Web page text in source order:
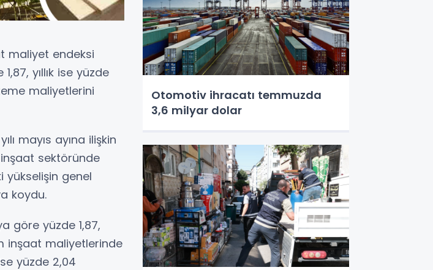
maliyet endeksi
yıllık ise yüzde
maliyetlerini
mayıs ayına ilişkin
inşaat sektöründe
yükselişin genel
koydu.
göre yüzde 1,87,
inşaat maliyetlerinde
yüzde 2,04
Otomotiv ihracatı temmuzda
3,6 milyar dolar